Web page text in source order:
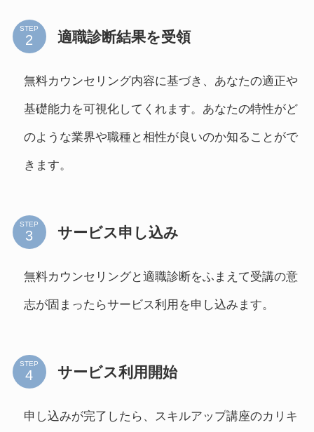
STEP 適職診断結果を受領
無料カウンセリング内容に基づき、あなたの適正や
基礎能力を可視化してくれます。あなたの特性がど
のような業界や職種と相性が良いのか知ることがで
きます。
STEP サービス申し込み
無料カウンセリングと適職診断をふまえて受講の意
志が固まったらサービス利用を申し込みます。
STEP サービス利用開始
申し込みが完了したら、スキルアップ講座のカリキ